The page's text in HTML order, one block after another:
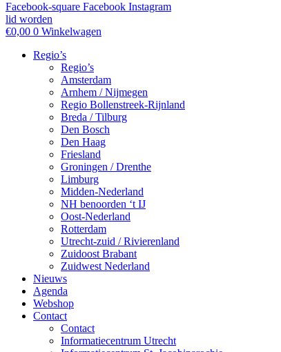
Facebook-square Facebook Instagram
lid worden
€0,00 0 Winkelwagen
Regio’s
Regio’s
Amsterdam
Arnhem / Nijmegen
Regio Bollenstreek-Rijnland
Breda / Tilburg
Den Bosch
Den Haag
Friesland
Groningen / Drenthe
Limburg
Midden-Nederland
NH benoorden ‘t IJ
Oost-Nederland
Rotterdam
Utrecht-zuid / Rivierenland
Zuidoost Brabant
Zuidwest Nederland
Nieuws
Agenda
Webshop
Contact
Contact
Informatiecentrum Utrecht